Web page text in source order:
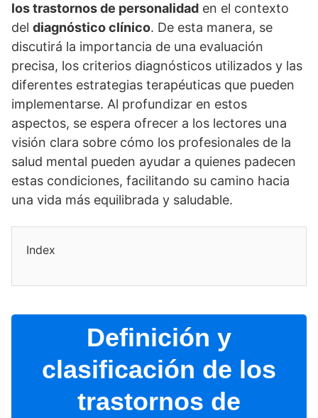
los trastornos de personalidad en el contexto
del diagnóstico clí­nico. De esta manera, se
discutirá la importancia de una evaluación
precisa, los criterios diagnósticos utilizados y las
diferentes estrategias terapéuticas que pueden
implementarse. Al profundizar en estos
aspectos, se espera ofrecer a los lectores una
visión clara sobre cómo los profesionales de la
salud mental pueden ayudar a quienes padecen
estas condiciones, facilitando su camino hacia
una vida más equilibrada y saludable.
Index
Definición y
clasificación de los
trastornos de